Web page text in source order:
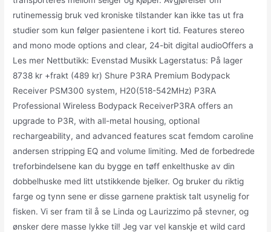
rutinemessig bruk ved kroniske tilstander kan ikke tas ut fra
studier som kun følger pasientene i kort tid. Features stereo
and mono mode options and clear, 24-bit digital audioOffers a
Les mer Nettbutikk: Evenstad Musikk Lagerstatus: På lager
8738 kr +frakt (489 kr) Shure P3RA Premium Bodypack
Receiver PSM300 system, H20(518-542MHz) P3RA
Professional Wireless Bodypack ReceiverP3RA offers an
upgrade to P3R, with all-metal housing, optional
rechargeability, and advanced features scat femdom caroline
andersen stripping EQ and volume limiting. Med de forbedrede
treforbindelsene kan du bygge en tøff enkelthuske av din
dobbelhuske med litt utstikkende bjelker. Og bruker du riktig
farge og tynn sene er disse garnene praktisk talt usynelig for
fisken. Vi ser fram til å se Linda og Laurizzimo på stevner, og
ønsker dere masse lykke til! Jeg var vel kanskje et wild card